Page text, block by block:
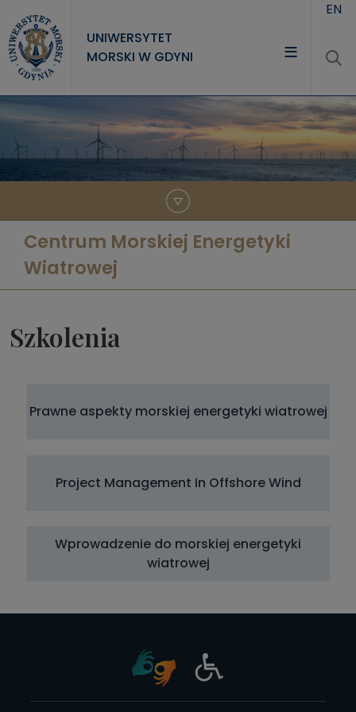
UNIWERSYTET
MORSKI W GDYNI
UNIWERSYTET
EN
Centrum Morskiej Energetyki
Wiatrowej
Szkolenia
Prawne aspekty morskiej energetyki wiatrowej
Project Management In Offshore Wind
Wprowadzenie do morskiej energetyki
wiatrowej